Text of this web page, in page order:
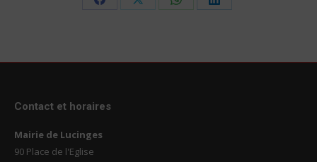
Share
Share
Share
Share
Contact et horaires
Mairie de Lucinges
90 Place de l'Eglise